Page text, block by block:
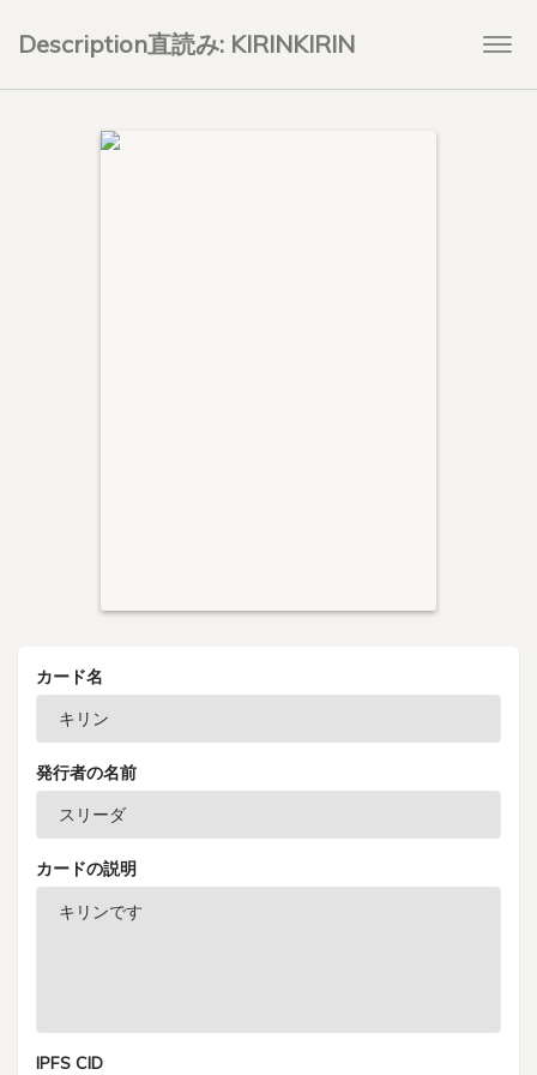
Description直読み: KIRINKIRIN
カード名
発行者の名前
カードの説明
IPFS CID